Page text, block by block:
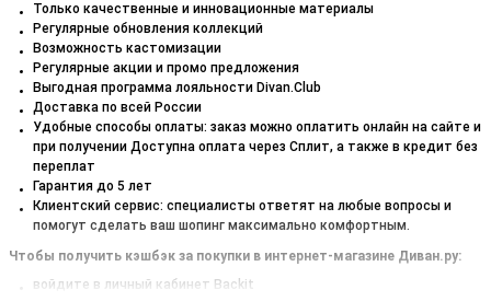
Только качественные и инновационные материалы
Регулярные обновления коллекций
Возможность кастомизации
Регулярные акции и промо предложения
Выгодная программа лояльности Divan.Club
Доставка по всей России
Удобные способы оплаты: заказ можно оплатить онлайн на сайте и
при получении Доступна оплата через Сплит, а также в кредит без
переплат
Гарантия до 5 лет
Клиентский сервис: специалисты ответят на любые вопросы и
помогут сделать ваш шопинг максимально комфортным.
Чтобы получить кэшбэк за покупки в интернет-магазине Диван.ру:
войдите в личный кабинет Backit